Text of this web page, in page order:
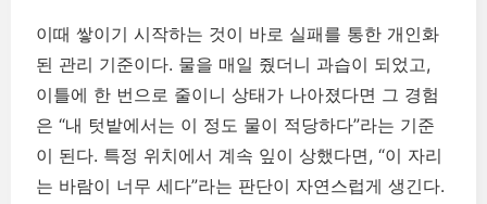
이때 쌓이기 시작하는 것이 바로 실패를 통한 개인화
된 관리 기준이다. 물을 매일 줬더니 과습이 되었고,
이틀에 한 번으로 줄이니 상태가 나아졌다면 그 경험
은 “내 텃밭에서는 이 정도 물이 적당하다”라는 기준
이 된다. 특정 위치에서 계속 잎이 상했다면, “이 자리
는 바람이 너무 세다”라는 판단이 자연스럽게 생긴다.